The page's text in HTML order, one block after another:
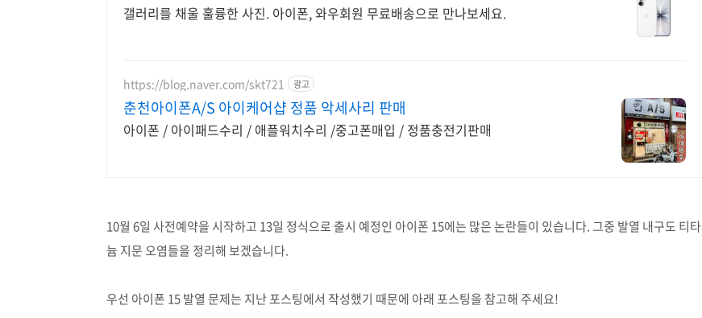
갤러리를 채울 훌륭한 사진. 아이폰, 와우회원 무료배송으로 만나보세요.
https://blog.naver.com/skt721 광고
춘천아이폰A/S 아이케어샵 정품 악세사리 판매
아이폰 / 아이패드수리 / 애플워치수리 /중고폰매입 / 정품충전기판매
10월 6일 사전예약을 시작하고 13일 정식으로 출시 예정인 아이폰 15에는 많은 논란들이 있습니다. 그중 발열 내구도 티타
늄 지문 오염들을 정리해 보겠습니다.
우선 아이폰 15 발열 문제는 지난 포스팅에서 작성했기 때문에 아래 포스팅을 참고해 주세요!